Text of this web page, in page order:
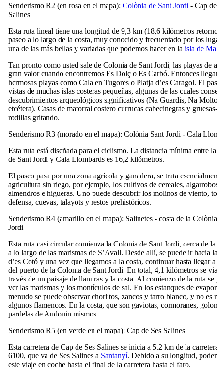
Senderismo R2 (en rosa en el mapa): Colònia de Sant Jordi - Cap
Salines
Esta ruta lineal tiene una longitud de 9,3 km (18,6 kilómetros
paseo a lo largo de la costa, muy conocido y frecuentado por los
una de las más bellas y variadas que podemos hacer en la isla de
Tan pronto como usted sale de Colonia de Sant Jordi, las playas de
gran valor cuando encontremos Es Dolç o Es Carbó. Entonces
hermosas playas como Cala en Tugores o Platja d’es Caragol. El
vistas de muchas islas costeras pequeñas, algunas de las cuales
descubrimientos arqueológicos significativos (Na Guardis, Na
etcétera). Casas de matorral costero currucas cabecinegras y
rodillas gritando.
Senderismo R3 (morado en el mapa): Colònia Sant Jordi - Cala
Esta ruta está diseñada para el ciclismo. La distancia mínima entre
de Sant Jordi y Cala Llombards es 16,2 kilómetros.
El paseo pasa por una zona agrícola y ganadera, se trata
agricultura sin riego, por ejemplo, los cultivos de cereales,
almendros e higueras. Uno puede descubrir los molinos de viento,
defensa, cuevas, talayots y restos prehistóricos.
Senderismo R4 (amarillo en el mapa): Salinetes - costa de la Colònia
Jordi
Esta ruta casi circular comienza la Colonia de Sant Jordi, cerca de
a lo largo de las marismas de S’Avall. Desde allí, se puede ir hacia
d’es Cotó y una vez que llegamos a la costa, continuar hasta llegar
del puerto de la Colonia de Sant Jordi. En total, 4,1 kilómetros se
través de un paisaje de llanuras y la costa. Al comienzo de la ruta se
ver las marismas y los montículos de sal. En los estanques de
menudo se puede observar chorlitos, zancos y tarro blanco, y no es
algunos flamencos. En la costa, que son gaviotas, cormoranes,
pardelas de Audouin mismos.
Senderismo R5 (en verde en el mapa): Cap de Ses Salines
Esta carretera de Cap de Ses Salines se inicia a 5.2 km de la
6100, que va de Ses Salines a Santanyí. Debido a su longitud,
este viaje en coche hasta el final de la carretera hasta el faro.